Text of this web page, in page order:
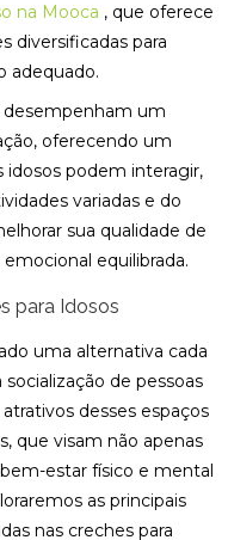
na Mooca , que oferece
diversificadas para
adequado.
desempenham um
oferecendo um
idosos podem interagir,
variadas e do
sua qualidade de
equilibrada.
para Idosos
uma alternativa cada
de pessoas
desses espaços
que visam não apenas
estar físico e mental
as principais
nas creches para